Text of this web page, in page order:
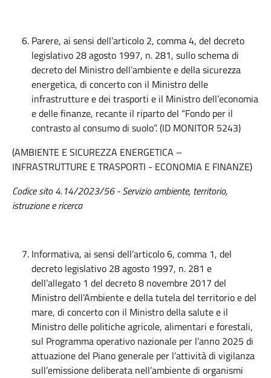
Parere, ai sensi dell’articolo 2, comma 4, del decreto
legislativo 28 agosto 1997, n. 281, sullo schema di
decreto del Ministro dell’ambiente e della sicurezza
energetica, di concerto con il Ministro delle
infrastrutture e dei trasporti e il Ministro dell’economia
e delle finanze, recante il riparto del “Fondo per il
contrasto al consumo di suolo”. (ID MONITOR 5243)
(AMBIENTE E SICUREZZA ENERGETICA –
INFRASTRUTTURE E TRASPORTI - ECONOMIA E FINANZE)
Codice sito 4.14/2023/56 - Servizio ambiente, territorio,
istruzione e ricerca
Informativa, ai sensi dell’articolo 6, comma 1, del
decreto legislativo 28 agosto 1997, n. 281 e
dell’allegato 1 del decreto 8 novembre 2017 del
Ministro dell’Ambiente e della tutela del territorio e del
mare, di concerto con il Ministro della salute e il
Ministro delle politiche agricole, alimentari e forestali,
sul Programma operativo nazionale per l’anno 2025 di
attuazione del Piano generale per l’attività di vigilanza
sull’emissione deliberata nell’ambiente di organismi